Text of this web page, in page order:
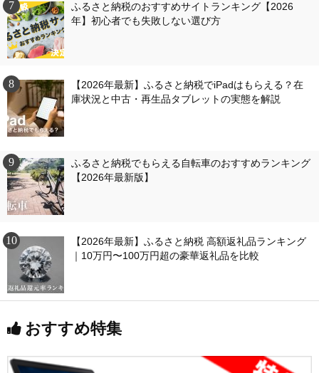
ふるさと納税のおすすめサイトランキング【2026
年】初心者でも失敗しない選び方
【2026年最新】ふるさと納税でiPadはもらえる？在
庫状況と中古・再生品タブレットの実態を解説
ふるさと納税でもらえる自転車のおすすめランキング
【2026年最新版】
【2026年最新】ふるさと納税 高額返礼品ランキング
｜10万円〜100万円超の豪華返礼品を比較
おすすめ特集